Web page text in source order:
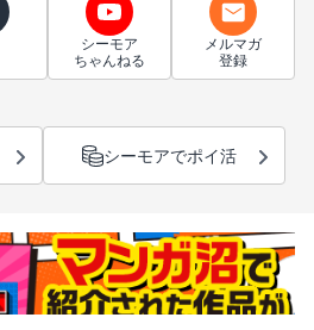
シーモア
ちゃんねる
メルマガ
登録
シーモアでポイ活